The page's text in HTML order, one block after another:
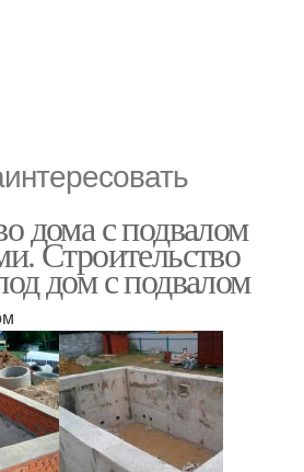
дома с подвалом
Строительство
дом с подвалом